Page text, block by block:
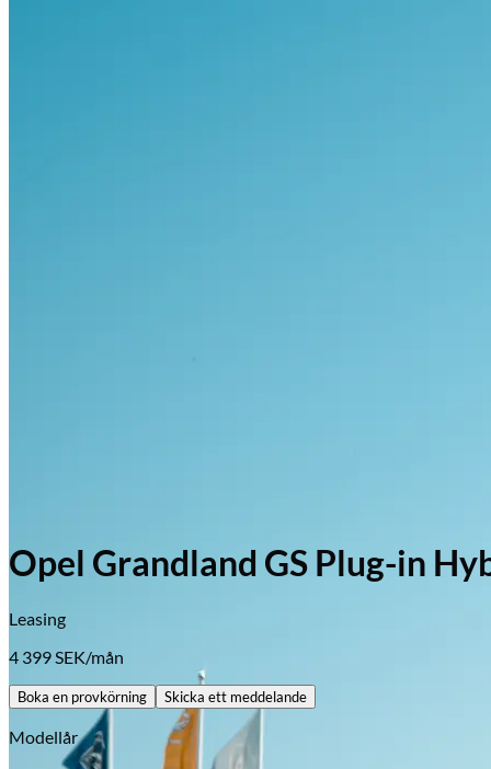
Opel Grandland GS Plug-in
Leasing
4 399 SEK/mån
Boka en provkörning Skicka ett meddelande
Modellår